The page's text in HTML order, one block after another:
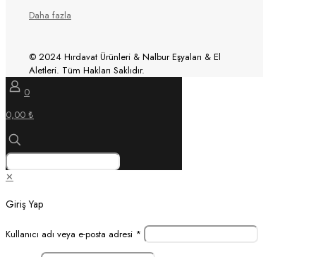
Daha fazla
© 2024 Hırdavat Ürünleri & Nalbur Eşyaları & El
Aletleri. Tüm Hakları Saklıdır.
0
0,00 ₺
✕
Giriş Yap
Kullanıcı adı veya e-posta adresi *